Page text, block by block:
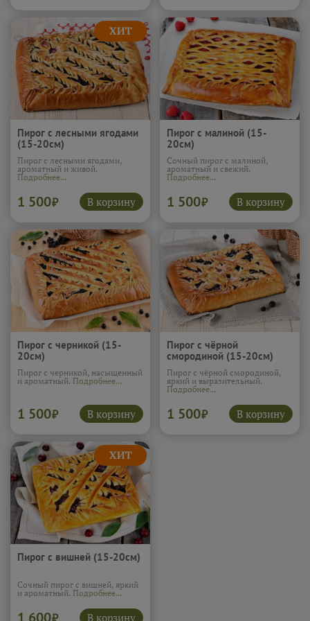
вкусного.Подробнее...
Пирог с лесными ягодами
(15-20см)
Пирог с лесными ягодами,
ароматный и живой.
Подробнее...
1 500₽ В корзину
Пирог с малиной (15-
20см)
Сочный пирог с малиной,
ароматный и свежий.
Подробнее...
1 500₽ В корзину
Пирог с черникой (15-
20см)
Пирог с черникой, насыщенный
и ароматный. Подробнее...
1 500₽ В корзину
Пирог с чёрной
смородиной (15-20см)
Пирог с чёрной смородиной,
яркий и выразительный.
Подробнее...
1 500₽ В корзину
Пирог с вишней (15-20см)
Сочный пирог с вишней, яркий
и ароматный. Подробнее...
₽ В корзину